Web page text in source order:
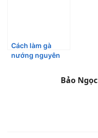
Cách làm gà
nướng nguyên
thơm ngon siêuBảo Ngọc